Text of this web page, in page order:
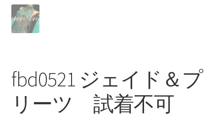
fbd0521 ジェイド＆プ
リーツ 試着不可